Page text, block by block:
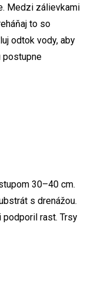
Medzi zálievkami
to so
odtok vody, aby
postupne
30–40 cm.
s drenážou.
podporil rast. Trsy